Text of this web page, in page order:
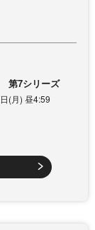
第7シリーズ
(月) 昼4:59